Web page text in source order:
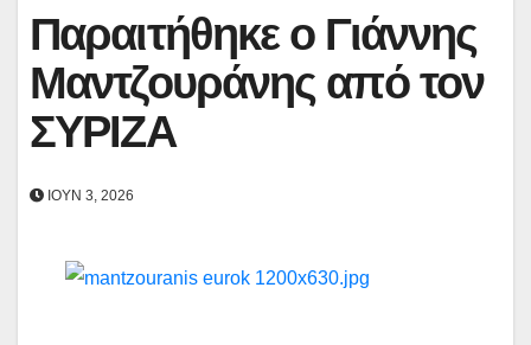
Παραιτήθηκε ο Γιάννης
Μαντζουράνης από τον
ΣΥΡΙΖΑ
ΙΟΎΝ 3, 2026